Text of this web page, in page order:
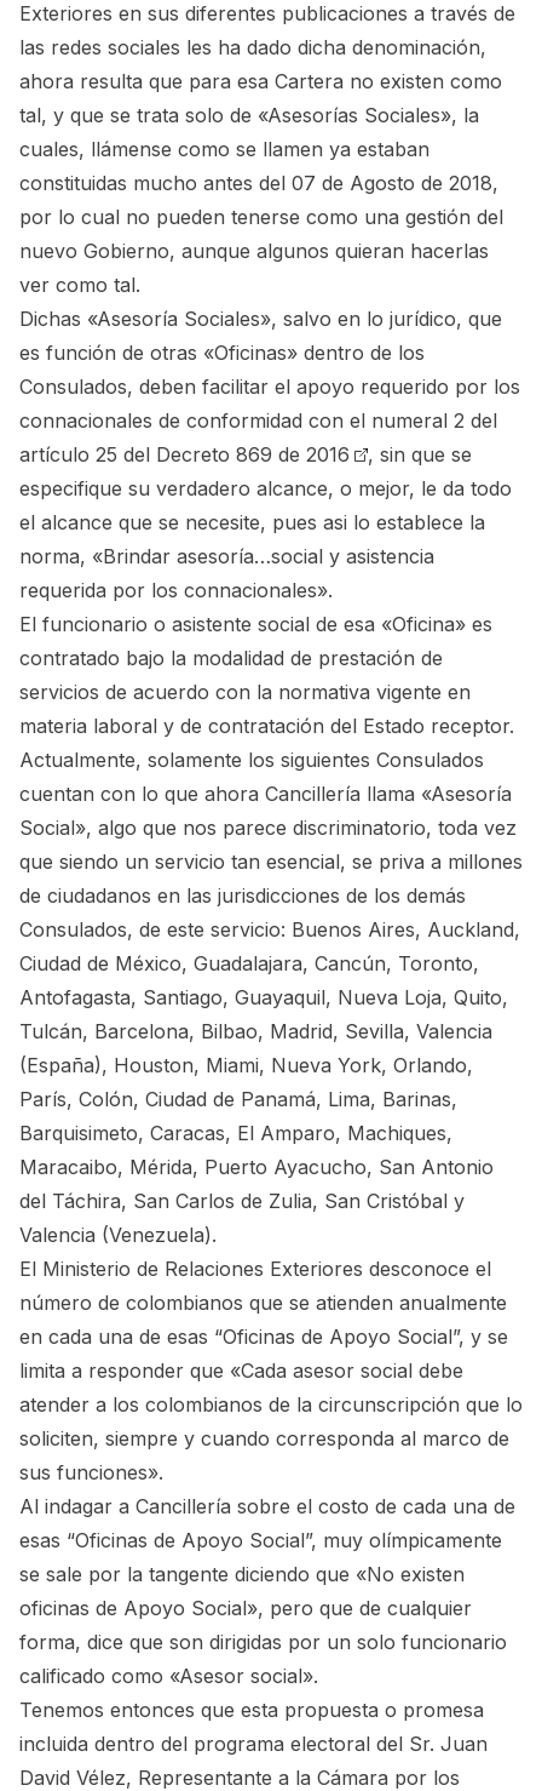
Exteriores en sus diferentes publicaciones a través de
las redes sociales les ha dado dicha denominación,
ahora resulta que para esa Cartera no existen como
tal, y que se trata solo de «Asesorías Sociales», la
cuales, llámense como se llamen ya estaban
constituidas mucho antes del 07 de Agosto de 2018,
por lo cual no pueden tenerse como una gestión del
nuevo Gobierno, aunque algunos quieran hacerlas
ver como tal.
Dichas «Asesoría Sociales», salvo en lo jurídico, que
es función de otras «Oficinas» dentro de los
Consulados, deben facilitar el apoyo requerido por los
connacionales de conformidad con el numeral 2 del
artículo 25 del Decreto 869 de 2016
, sin que se
especifique su verdadero alcance, o mejor, le da todo
el alcance que se necesite, pues asi lo establece la
norma, «Brindar asesoría…social y asistencia
requerida por los connacionales».
El funcionario o asistente social de esa «Oficina» es
contratado bajo la modalidad de prestación de
servicios de acuerdo con la normativa vigente en
materia laboral y de contratación del Estado receptor.
Actualmente, solamente los siguientes Consulados
cuentan con lo que ahora Cancillería llama «Asesoría
Social», algo que nos parece discriminatorio, toda vez
que siendo un servicio tan esencial, se priva a millones
de ciudadanos en las jurisdicciones de los demás
Consulados, de este servicio: Buenos Aires, Auckland,
Ciudad de México, Guadalajara, Cancún, Toronto,
Antofagasta, Santiago, Guayaquil, Nueva Loja, Quito,
Tulcán, Barcelona, Bilbao, Madrid, Sevilla, Valencia
(España), Houston, Miami, Nueva York, Orlando,
París, Colón, Ciudad de Panamá, Lima, Barinas,
Barquisimeto, Caracas, El Amparo, Machiques,
Maracaibo, Mérida, Puerto Ayacucho, San Antonio
del Táchira, San Carlos de Zulia, San Cristóbal y
Valencia (Venezuela).
El Ministerio de Relaciones Exteriores desconoce el
número de colombianos que se atienden anualmente
en cada una de esas “Oficinas de Apoyo Social”, y se
limita a responder que «Cada asesor social debe
atender a los colombianos de la circunscripción que lo
soliciten, siempre y cuando corresponda al marco de
sus funciones».
Al indagar a Cancillería sobre el costo de cada una de
esas “Oficinas de Apoyo Social”, muy olímpicamente
se sale por la tangente diciendo que «No existen
oficinas de Apoyo Social», pero que de cualquier
forma, dice que son dirigidas por un solo funcionario
calificado como «Asesor social».
Tenemos entonces que esta propuesta o promesa
incluida dentro del programa electoral del Sr. Juan
David Vélez, Representante a la Cámara por los